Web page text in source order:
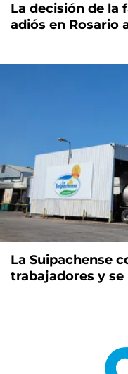
La decisión de la
adiós en Rosario
La Suipachense
trabajadores y